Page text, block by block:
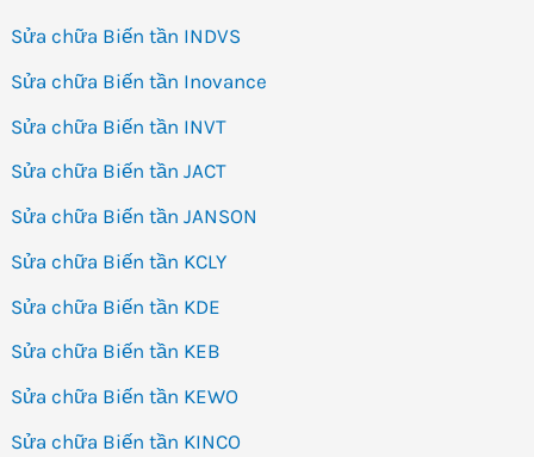
Sửa chữa Biến tần INDVS
Sửa chữa Biến tần Inovance
Sửa chữa Biến tần INVT
Sửa chữa Biến tần JACT
Sửa chữa Biến tần JANSON
Sửa chữa Biến tần KCLY
Sửa chữa Biến tần KDE
Sửa chữa Biến tần KEB
Sửa chữa Biến tần KEWO
Sửa chữa Biến tần KINCO